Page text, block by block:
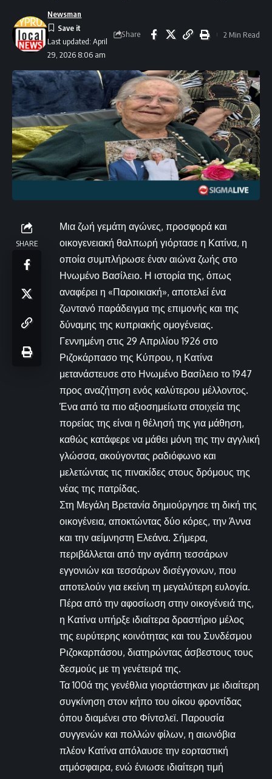
Last updated: April
29, 2026 8:06 am
Newsman
Share 2 Min Read
SHARE
Μια ζωή γεμάτη αγώνες, προσφορά και
οικογενειακή θαλπωρή γιόρτασε η Κατίνα, η
οποία συμπλήρωσε έναν αιώνα ζωής στο
Ηνωμένο Βασίλειο. Η ιστορία της, όπως
αναφέρει η «Παροικιακή», αποτελεί ένα
ζωντανό παράδειγμα της επιμονής και της
δύναμης της κυπριακής ομογένειας.
Γεννημένη στις 29 Απριλίου 1926 στο
Ριζοκάρπασο της Κύπρου, η Κατίνα
μετανάστευσε στο Ηνωμένο Βασίλειο το 1947
προς αναζήτηση ενός καλύτερου μέλλοντος.
Ένα από τα πιο αξιοσημείωτα στοιχεία της
πορείας της είναι η θέλησή της για μάθηση,
καθώς κατάφερε να μάθει μόνη της την αγγλική
γλώσσα, ακούγοντας ραδιόφωνο και
μελετώντας τις πινακίδες στους δρόμους της
νέας της πατρίδας.
Στη Μεγάλη Βρετανία δημιούργησε τη δική της
οικογένεια, αποκτώντας δύο κόρες, την Άννα
και την αείμνηστη Ελεάνα. Σήμερα,
περιβάλλεται από την αγάπη τεσσάρων
εγγονιών και τεσσάρων δισέγγονων, που
αποτελούν για εκείνη τη μεγαλύτερη ευλογία.
Πέρα από την αφοσίωση στην οικογένειά της,
η Κατίνα υπήρξε ιδιαίτερα δραστήριο μέλος
της ευρύτερης κοινότητας και του Συνδέσμου
Ριζοκαρπάσου, διατηρώντας άσβεστους τους
δεσμούς με τη γενέτειρά της.
Τα 100ά της γενέθλια γιορτάστηκαν με ιδιαίτερη
συγκίνηση στον κήπο του οίκου φροντίδας
όπου διαμένει στο Φίντσλεϊ. Παρουσία
συγγενών και πολλών φίλων, η αιωνόβια
πλέον Κατίνα απόλαυσε την εορταστική
ατμόσφαιρα, ενώ ένιωσε ιδιαίτερη τιμή